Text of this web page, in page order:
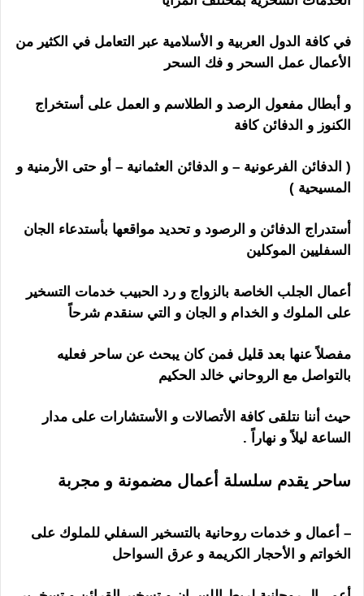
في كافة الدول العربية و الأسلامية عبر التعامل في الكثير من
الأعمال عمل السحر و فك السحر
و أبطال مفعول الرصد و الطلاسم و العمل على أستخراج
الكنوز و الدفائن كافة
( الدفائن الفرعونية – و الدفائن العثمانية – أو حتى الأرمنية و
المسيحية )
أستدراج الدفائن و الرصود و تحديد مواقعها بأستدعاء الجان
السفليين الموكلين
أعمال الجلب الخاصة بالزواج و رد الحبيب خدمات التسخير
على الملوك و الخدام و الجان و التي سنقدم شرحاً
مفصلاً عنها بعد قليل فمن كان يبحث عن ساحر فعليه
بالتواصل مع الروحاني خالد الحكيم
حيث أننا نتلقى كافة الأتصالات و الأستشارات على مدار
الساعة ليلاً و نهاراً .
ساحر يقدم سلسلة أعمال مضمونة و مجربة
– أعمال و خدمات روحانية بالتسخير السفلي للملوك على
الخواتم و الأحجار الكريمة و عرق السواحل